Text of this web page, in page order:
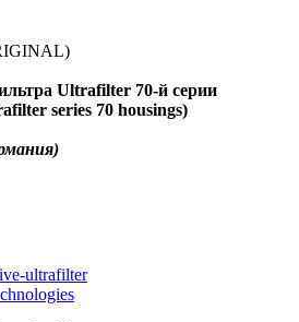
Ultrafilter 70-й серии
series 70 housings)